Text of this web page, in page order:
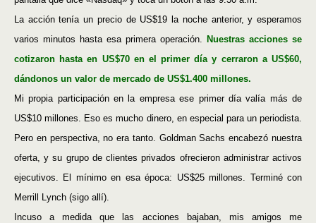
La acción tenía un precio de US$19 la noche anterior, y esperamos
varios minutos hasta esa primera operación. Nuestras acciones se
cotizaron hasta en US$70 en el primer día y cerraron a US$60,
dándonos un valor de mercado de US$1.400 millones.
Mi propia participación en la empresa ese primer día valía más de
US$10 millones. Eso es mucho dinero, en especial para un periodista.
Pero en perspectiva, no era tanto. Goldman Sachs encabezó nuestra
oferta, y su grupo de clientes privados ofrecieron administrar activos
ejecutivos. El mínimo en esa época: US$25 millones. Terminé con
Merrill Lynch (sigo allí).
Incuso a medida que las acciones bajaban, mis amigos me